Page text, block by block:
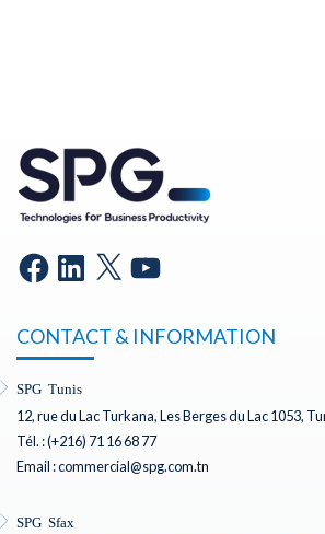
CONTACT & INFORMATION
SPG Tunis
12, rue du Lac Turkana, Les Berges du Lac 1053,
Tél. : (+216) 71 16 68 77
Email : commercial@spg.com.tn
SPG Sfax